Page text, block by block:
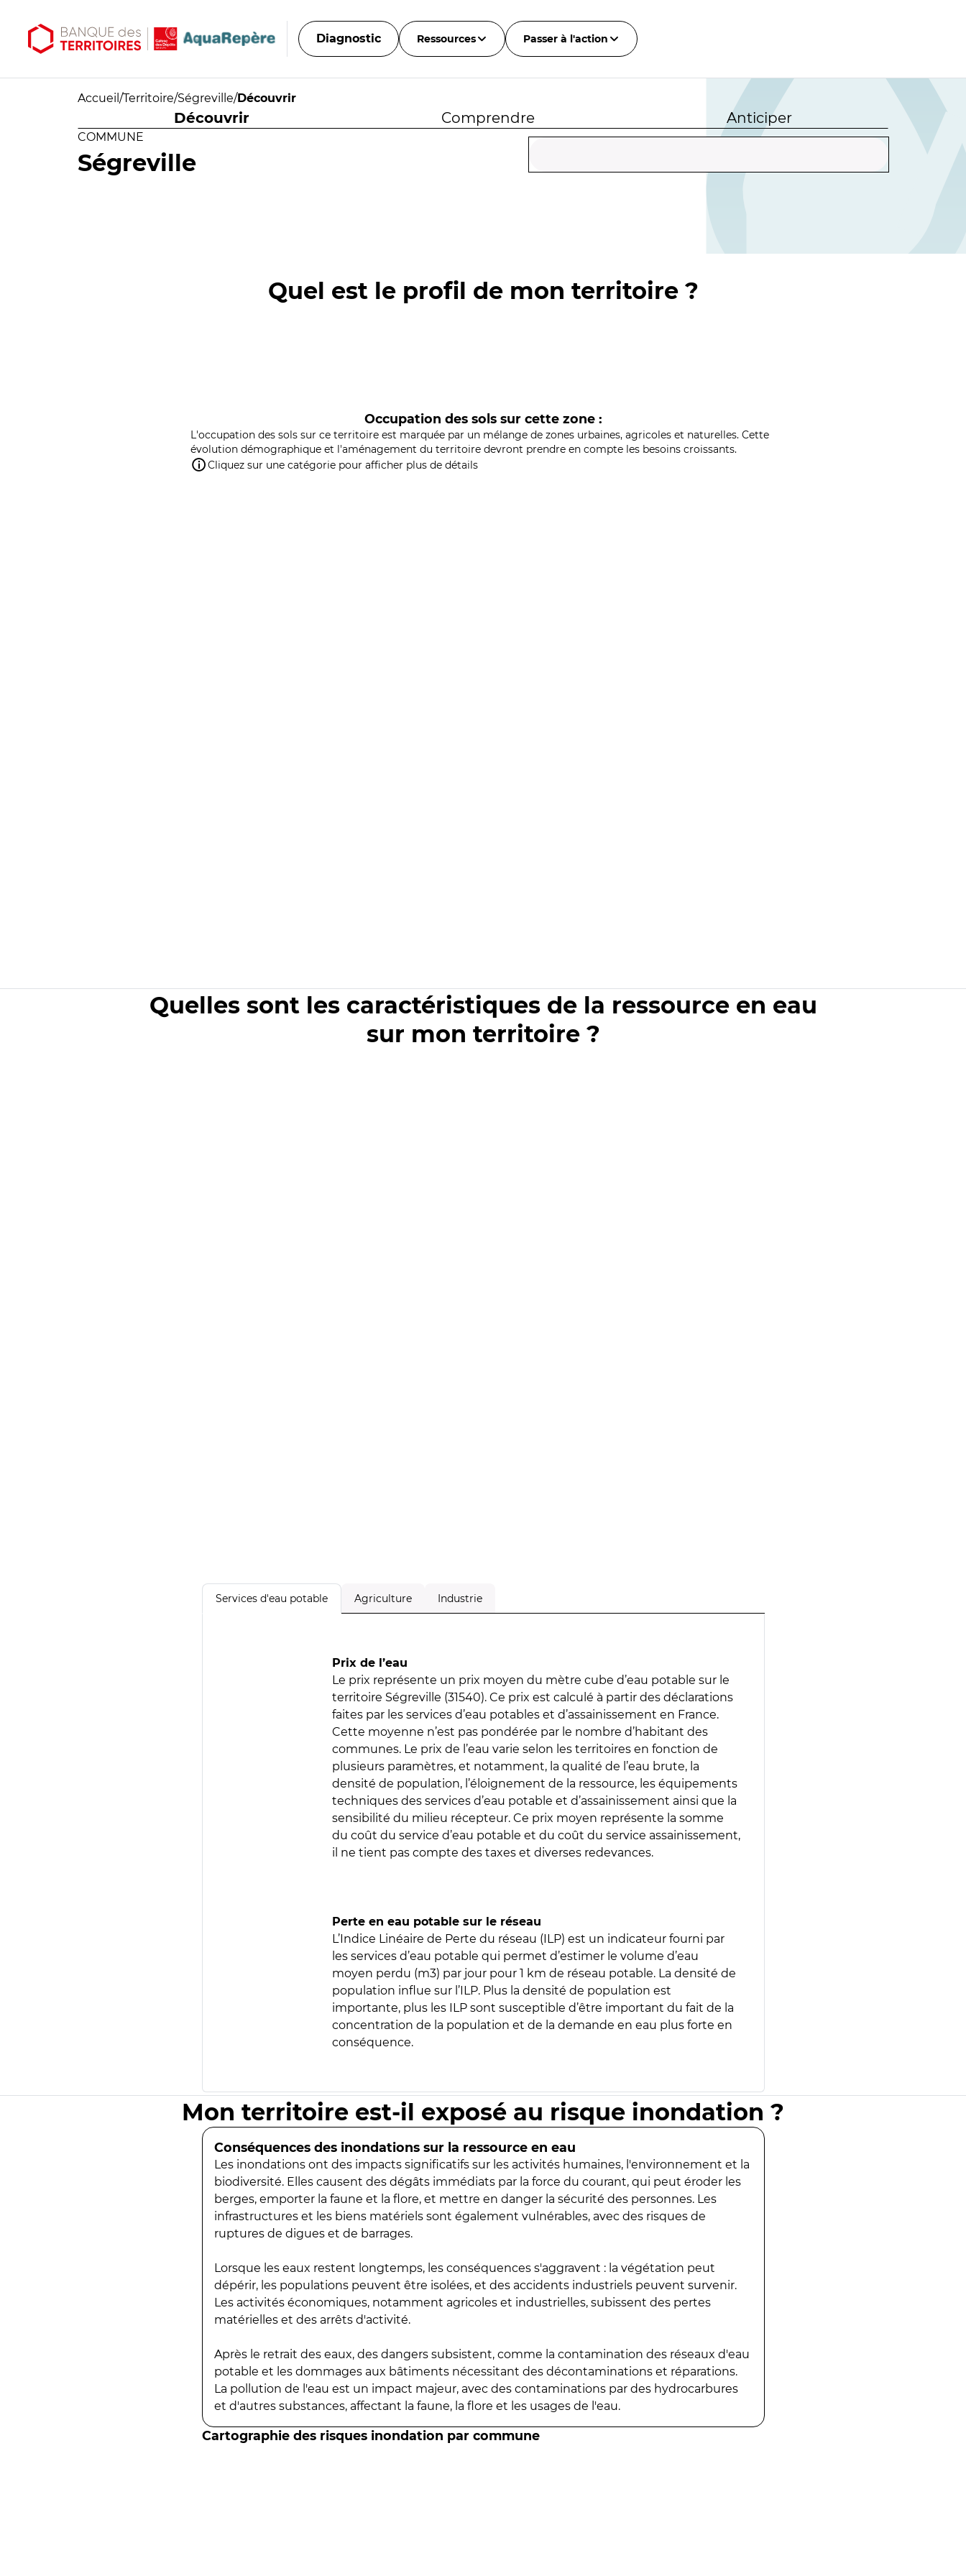
Diagnostic Ressources Passer à l'action
Accueil /Territoire/Ségreville/Découvrir
Découvrir Comprendre Anticiper
COMMUNE
Ségreville
Quel est le profil de mon territoire ?
Occupation des sols sur cette zone :
L'occupation des sols sur ce territoire est marquée par un mélange de zones urbaines, agricoles et naturelles. Cette
évolution démographique et l'aménagement du territoire devront prendre en compte les besoins croissants.
Cliquez sur une catégorie pour afficher plus de détails
Quelles sont les caractéristiques de la ressource en eau
sur mon territoire ?
Services d'eau potable Agriculture Industrie
Prix de l’eau
Le prix représente un prix moyen du mètre cube d’eau potable sur le
territoire Ségreville (31540). Ce prix est calculé à partir des déclarations
faites par les services d’eau potables et d’assainissement en France.
Cette moyenne n’est pas pondérée par le nombre d’habitant des
communes. Le prix de l’eau varie selon les territoires en fonction de
plusieurs paramètres, et notamment, la qualité de l’eau brute, la
densité de population, l’éloignement de la ressource, les équipements
techniques des services d’eau potable et d’assainissement ainsi que la
sensibilité du milieu récepteur. Ce prix moyen représente la somme
du coût du service d’eau potable et du coût du service assainissement,
il ne tient pas compte des taxes et diverses redevances.
Perte en eau potable sur le réseau
L’Indice Linéaire de Perte du réseau (ILP) est un indicateur fourni par
les services d’eau potable qui permet d’estimer le volume d’eau
moyen perdu (m3) par jour pour 1 km de réseau potable. La densité de
population influe sur l’ILP. Plus la densité de population est
importante, plus les ILP sont susceptible d’être important du fait de la
concentration de la population et de la demande en eau plus forte en
conséquence.
Mon territoire est-il exposé au risque inondation ?
Conséquences des inondations sur la ressource en eau
Les inondations ont des impacts significatifs sur les activités humaines, l'environnement et la
biodiversité. Elles causent des dégâts immédiats par la force du courant, qui peut éroder les
berges, emporter la faune et la flore, et mettre en danger la sécurité des personnes. Les
infrastructures et les biens matériels sont également vulnérables, avec des risques de
ruptures de digues et de barrages.
Lorsque les eaux restent longtemps, les conséquences s'aggravent : la végétation peut
dépérir, les populations peuvent être isolées, et des accidents industriels peuvent survenir.
Les activités économiques, notamment agricoles et industrielles, subissent des pertes
matérielles et des arrêts d'activité.
Après le retrait des eaux, des dangers subsistent, comme la contamination des réseaux d'eau
potable et les dommages aux bâtiments nécessitant des décontaminations et réparations.
La pollution de l'eau est un impact majeur, avec des contaminations par des hydrocarbures
et d'autres substances, affectant la faune, la flore et les usages de l'eau.
Cartographie des risques inondation par commune